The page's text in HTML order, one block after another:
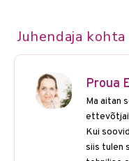
Juhendaja kohta
Proua
Ma aitan
Kui
siis tulen